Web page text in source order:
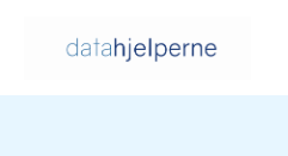
innholdet